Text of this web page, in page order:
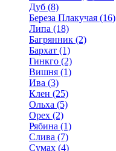
Дуб (8)
Береза Плакучая (16)
Липа (18)
Багрянник (2)
Бархат (1)
Гинкго (2)
Вишня (1)
Ива (3)
Клен (25)
Ольха (5)
Орех (2)
Рябина (1)
Слива (7)
Сумах (4)